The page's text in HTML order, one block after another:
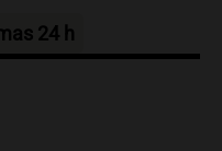
2141,
24 h